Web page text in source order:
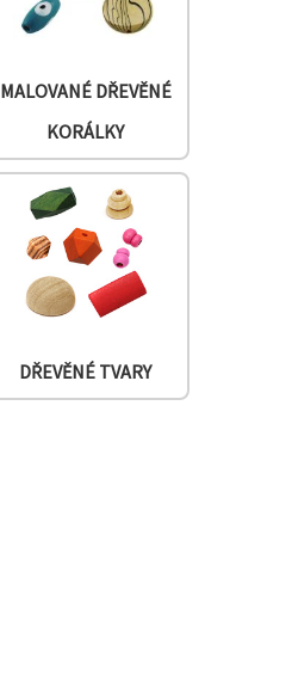
MALOVANÉ DŘEVĚNÉ
KORÁLKY
DŘEVĚNÉ TVARY